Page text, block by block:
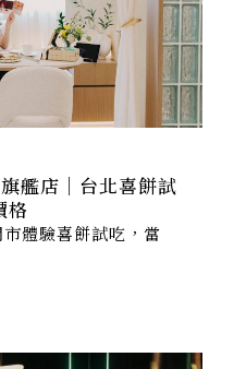
艦店｜台北喜餅試
格
體驗喜餅試吃，當